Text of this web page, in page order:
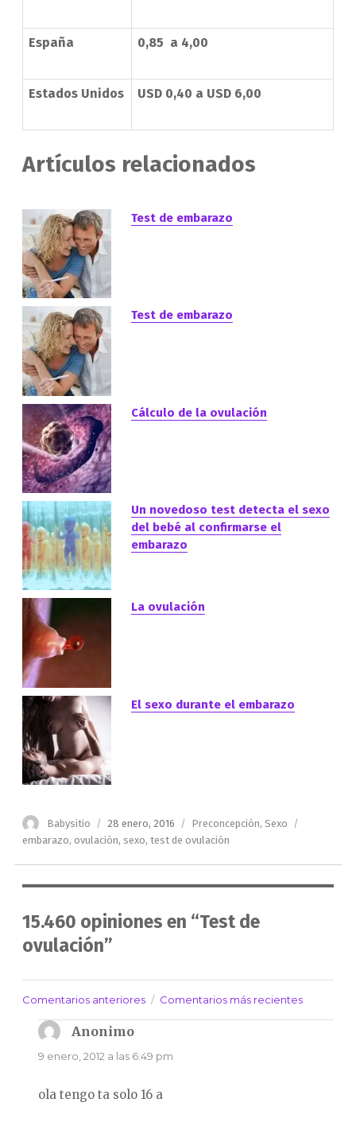
España 0,85  a 4,00 
Estados Unidos USD 0,40 a USD 6,00
Artículos relacionados
Test de embarazo
Test de embarazo
Cálculo de la ovulación
Un novedoso test detecta el sexo
del bebé al confirmarse el
embarazo
La ovulación
El sexo durante el embarazo
Autor
Babysitio
Publicado
el
28 enero, 2016 Categorías
Preconcepción, Sexo
embarazo, ovulación, sexo, test de ovulación
15.460 opiniones en “Test de
ovulación”
Navegación
de
comentarios
Comentarios anteriores Comentarios más recientes
Anonimodice:
9 enero, 2012 a las 6:49 pm
ola tengo ta solo 16 a